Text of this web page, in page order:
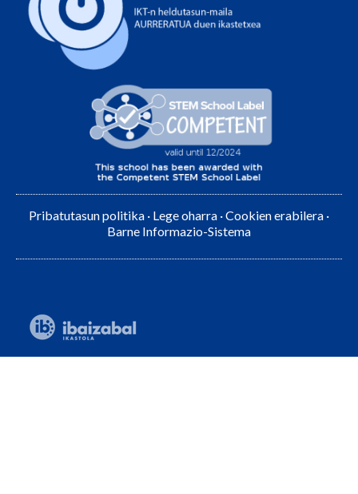
Pribatutasun politika · Lege oharra ·Cookien erabilera ·
Barne Informazio-Sistema